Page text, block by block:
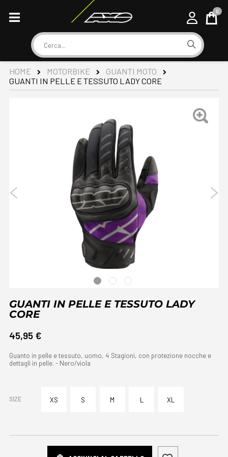
Cerca
Cart
0
HOME MOTORBIKE
GUANTI MOTO
GUANTI IN PELLE E TESSUTO LADY CORE
GUANTI IN PELLE E TESSUTO LADY
CORE
45,95 €
Guanto in pelle e tessuto, uomo, 4 Stagioni, con protezione nocche e
dettagli in pelle. - Nero/viola
SIZE XS S M L XL